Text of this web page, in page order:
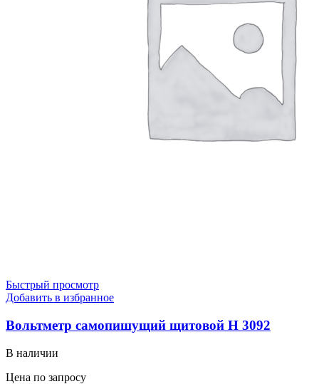
Быстрый просмотр
Добавить в избранное
Вольтметр самопишущий щитовой Н 3092
В наличии
Цена по запросу